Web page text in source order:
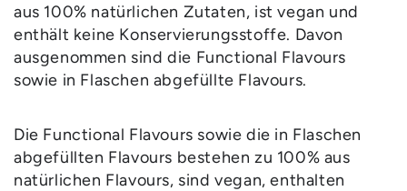
aus 100% natürlichen Zutaten, ist vegan und
enthält keine Konservierungsstoffe. Davon
ausgenommen sind die Functional Flavours
sowie in Flaschen abgefüllte Flavours.
Die Functional Flavours sowie die in Flaschen
abgefüllten Flavours bestehen zu 100% aus
natürlichen Flavours, sind vegan, enthalten